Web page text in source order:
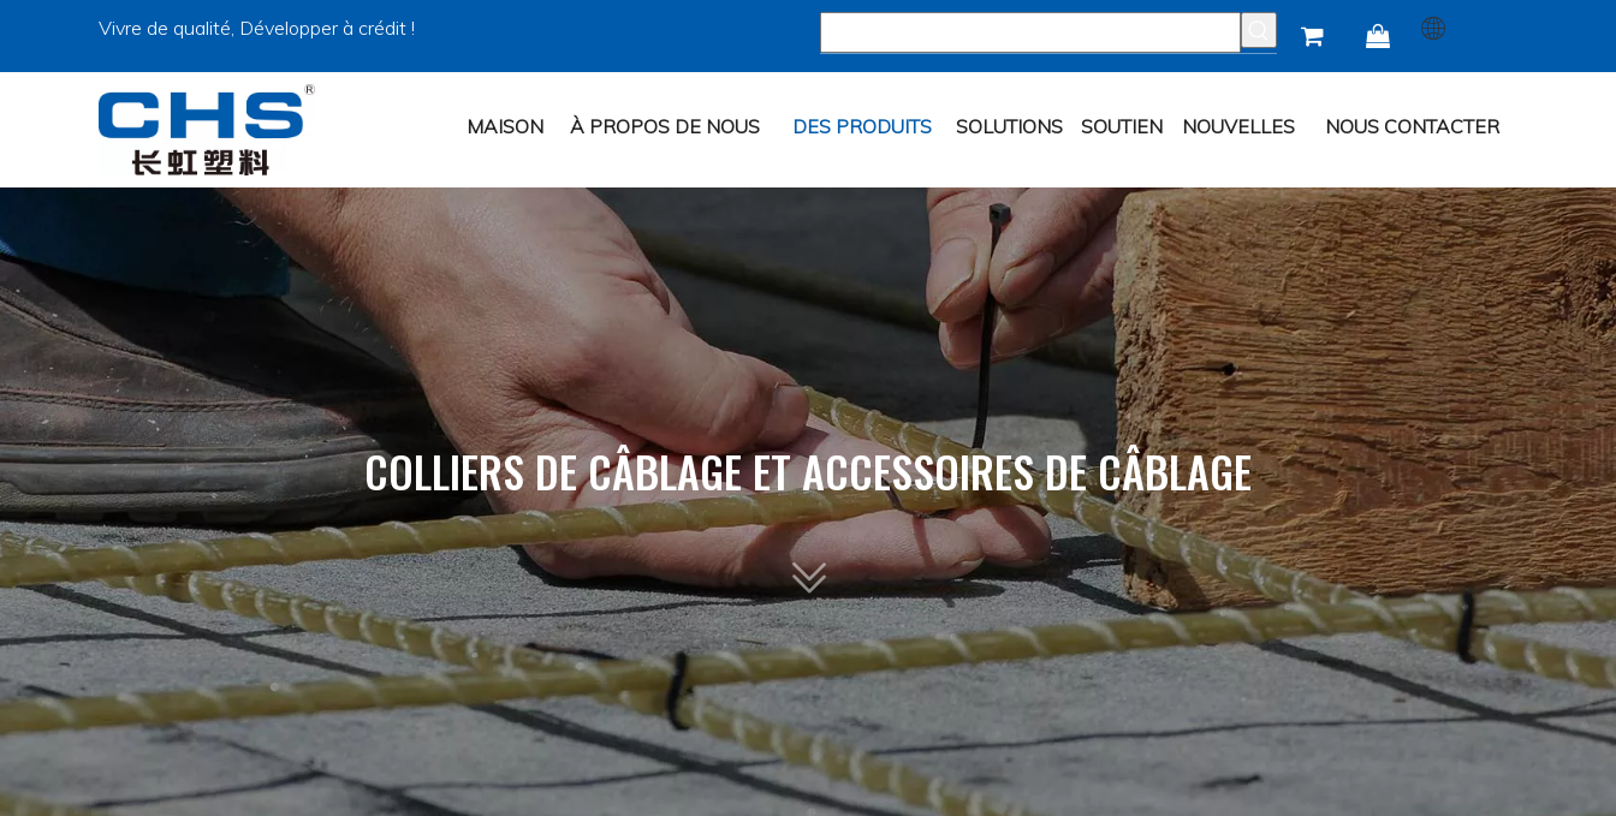
Vivre de qualité, Développer à crédit !  
MAISON À PROPOS DE NOUS DES PRODUITS SOLUTIONS SOUTIEN NOUVELLES NOUS CONTACTER
COLLIERS DE CÂBLAGE ET ACCESSOIRES DE CÂBLAGE